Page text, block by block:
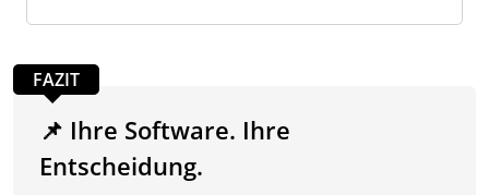
FAZIT
📌 Ihre Software. Ihre
Entscheidung.